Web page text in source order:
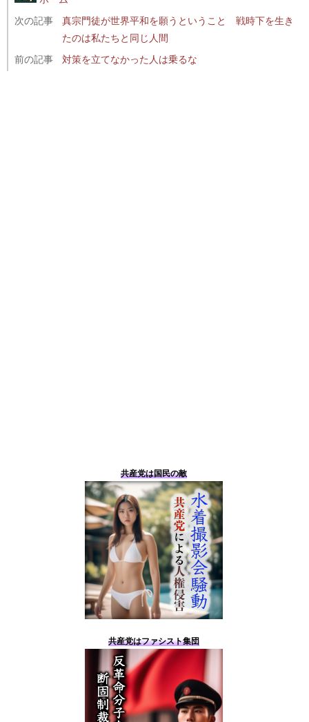
次の記事
真宗門徒が世界平和を願うということ 戦時下を生き
たのは私たちと同じ人間
前の記事
対策を立てなかった人は乗るな
共産党は国民の敵
共産党はファシスト集団